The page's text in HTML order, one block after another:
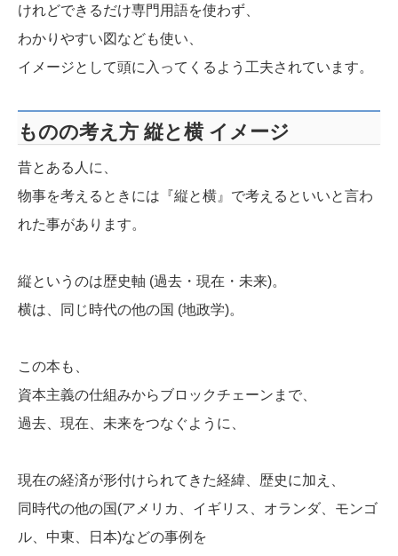
けれどできるだけ専門用語を使わず、
わかりやすい図なども使い、
イメージとして頭に入ってくるよう工夫されています。
ものの考え方 縦と横 イメージ
昔とある人に、
物事を考えるときには『縦と横』で考えるといいと言わ
れた事があります。
縦というのは歴史軸 (過去・現在・未来)。
横は、同じ時代の他の国 (地政学)。
この本も、
資本主義の仕組みからブロックチェーンまで、
過去、現在、未来をつなぐように、
現在の経済が形付けられてきた経緯、歴史に加え、
同時代の他の国(アメリカ、イギリス、オランダ、モンゴ
ル、中東、日本)などの事例を